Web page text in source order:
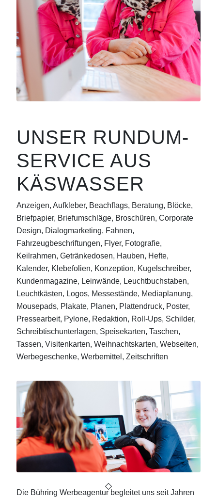
UNSER RUNDUM-
SERVICE AUS
KÄSWASSER
Anzeigen, Aufkleber, Beachflags, Beratung, Blöcke,
Briefpapier, Briefumschläge, Broschüren, Corporate
Design, Dialogmarketing, Fahnen,
Fahrzeugbeschriftungen, Flyer, Fotografie,
Keilrahmen, Getränkedosen, Hauben, Hefte,
Kalender, Klebefolien, Konzeption, Kugelschreiber,
Kundenmagazine, Leinwände, Leuchtbuchstaben,
Leuchtkästen, Logos, Messestände, Mediaplanung,
Mousepads, Plakate, Planen, Plattendruck, Poster,
Pressearbeit, Pylone, Redaktion, Roll-Ups, Schilder,
Schreibtischunterlagen, Speisekarten, Taschen,
Tassen, Visitenkarten, Weihnachtskarten, Webseiten,
Werbegeschenke, Werbemittel, Zeitschriften
Die Bühring Werbeagentur begleitet uns seit Jahren